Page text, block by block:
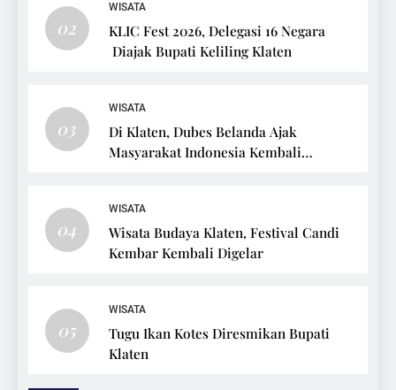
02
WISATA
KLIC Fest 2026, Delegasi 16 Negara
Diajak Bupati Keliling Klaten
03
WISATA
Di Klaten, Dubes Belanda Ajak
Masyarakat Indonesia Kembali
04
WISATA
Wisata Budaya Klaten, Festival Candi
Kembar Kembali Digelar
05
WISATA
Tugu Ikan Kotes Diresmikan Bupati
Klaten